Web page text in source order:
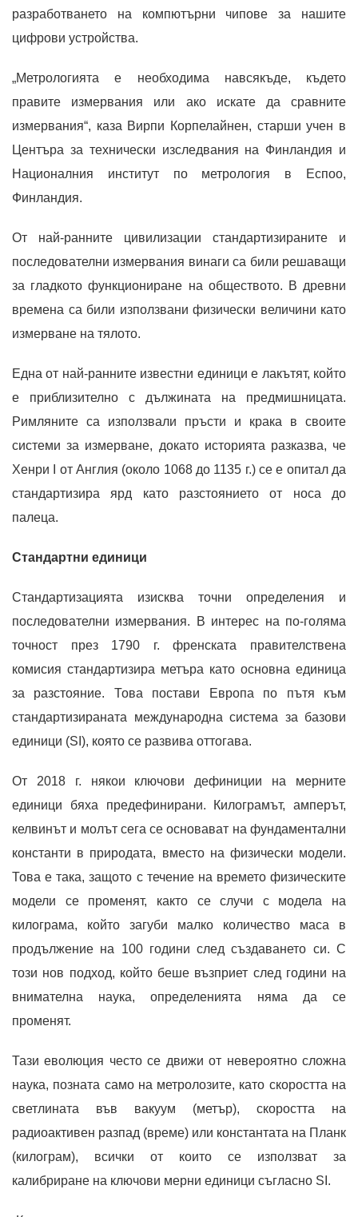
разработването на компютърни чипове за нашите
цифрови устройства.
„Метрологията е необходима навсякъде, където
правите измервания или ако искате да сравните
измервания“, каза Вирпи Корпелайнен, старши учен в
Центъра за технически изследвания на Финландия и
Националния институт по метрология в Еспоо,
Финландия.
От най-ранните цивилизации стандартизираните и
последователни измервания винаги са били решаващи
за гладкото функциониране на обществото. В древни
времена са били използвани физически величини като
измерване на тялото.
Една от най-ранните известни единици е лакътят, който
е приблизително с дължината на предмишницата.
Римляните са използвали пръсти и крака в своите
системи за измерване, докато историята разказва, че
Хенри I от Англия (около 1068 до 1135 г.) се е опитал да
стандартизира ярд като разстоянието от носа до
палеца.
Стандартни единици
Стандартизацията изисква точни определения и
последователни измервания. В интерес на по-голяма
точност през 1790 г. френската правителствена
комисия стандартизира метъра като основна единица
за разстояние. Това постави Европа по пътя към
стандартизираната международна система за базови
единици (SI), която се развива оттогава.
От 2018 г. някои ключови дефиниции на мерните
единици бяха предефинирани. Килограмът, амперът,
келвинът и молът сега се основават на фундаментални
константи в природата, вместо на физически модели.
Това е така, защото с течение на времето физическите
модели се променят, както се случи с модела на
килограма, който загуби малко количество маса в
продължение на 100 години след създаването си. С
този нов подход, който беше възприет след години на
внимателна наука, определенията няма да се
променят.
Тази еволюция често се движи от невероятно сложна
наука, позната само на метролозите, като скоростта на
светлината във вакуум (метър), скоростта на
радиоактивен разпад (време) или константата на Планк
(килограм), всички от които се използват за
калибриране на ключови мерни единици съгласно SI.